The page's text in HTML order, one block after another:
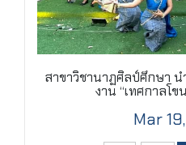
สาขาวิชานาฏศิลป์ศึกษา น
งาน “เทศกาลโข
Mar